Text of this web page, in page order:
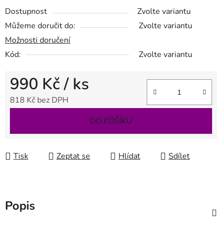
Dostupnost
Zvolte variantu
Můžeme doručit do:
Zvolte variantu
Možnosti doručení
Kód:
Zvolte variantu
990 Kč/ ks
818 Kč bez DPH
DO KOŠÍKU
Tisk Zeptat se Hlídat Sdílet
Popis